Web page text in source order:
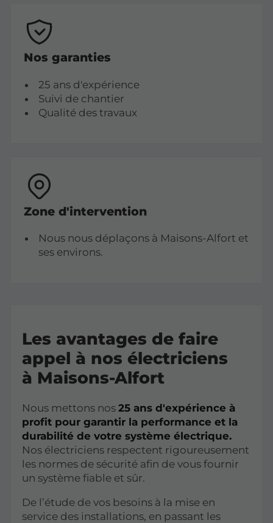
Nos garanties
25 ans d'expérience
Suivi de chantier
Qualité des travaux
Zone d'intervention
Nous nous déplaçons à Maisons-Alfort et
ses environs.
Les avantages de faire
appel à nos électriciens
à Maisons-Alfort
Nous mettons nos25 ans d'expérience à
profit pour garantir la performance et la
durabilité de votre système électrique.
Nos électriciens respectent rigoureusement
les normes de sécurité afin de vous fournir
un système fiable et sûr.
De l’étude de vos besoins à la mise en
service des installations, en passant les